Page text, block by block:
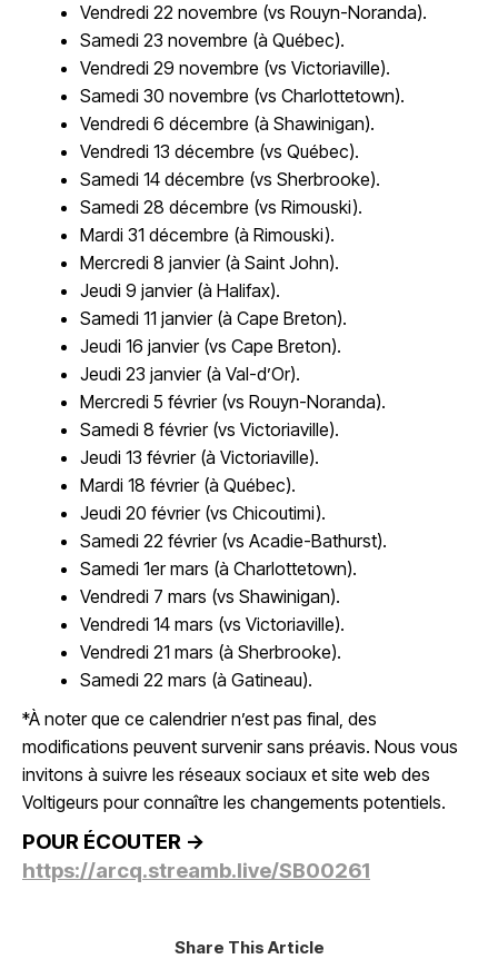
Vendredi 22 novembre (vs Rouyn-Noranda).
Samedi 23 novembre (à Québec).
Vendredi 29 novembre (vs Victoriaville).
Samedi 30 novembre (vs Charlottetown).
Vendredi 6 décembre (à Shawinigan).
Vendredi 13 décembre (vs Québec).
Samedi 14 décembre (vs Sherbrooke).
Samedi 28 décembre (vs Rimouski).
Mardi 31 décembre (à Rimouski).
Mercredi 8 janvier (à Saint John).
Jeudi 9 janvier (à Halifax).
Samedi 11 janvier (à Cape Breton).
Jeudi 16 janvier (vs Cape Breton).
Jeudi 23 janvier (à Val-d’Or).
Mercredi 5 février (vs Rouyn-Noranda).
Samedi 8 février (vs Victoriaville).
Jeudi 13 février (à Victoriaville).
Mardi 18 février (à Québec).
Jeudi 20 février (vs Chicoutimi).
Samedi 22 février (vs Acadie-Bathurst).
Samedi 1er mars (à Charlottetown).
Vendredi 7 mars (vs Shawinigan).
Vendredi 14 mars (vs Victoriaville).
Vendredi 21 mars (à Sherbrooke).
Samedi 22 mars (à Gatineau).
*À noter que ce calendrier n’est pas final, des
modifications peuvent survenir sans préavis. Nous vous
invitons à suivre les réseaux sociaux et site web des
Voltigeurs pour connaître les changements potentiels.
POUR ÉCOUTER ->
https://arcq.streamb.live/SB00261
Share This Article